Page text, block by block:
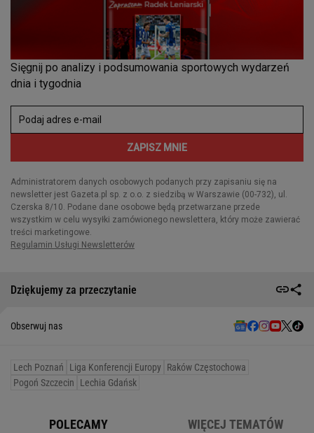
Dziękujemy za przeczytanie
Obserwuj nas
Lech Poznań Liga Konferencji Europy Raków Częstochowa
Pogoń Szczecin
Lechia Gdańsk
POLECAMY WIĘCEJ TEMATÓW